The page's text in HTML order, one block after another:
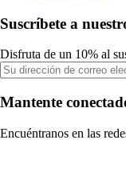
Suscríbete a
Disfruta de un 10% al
Mantente
Encuéntranos en las